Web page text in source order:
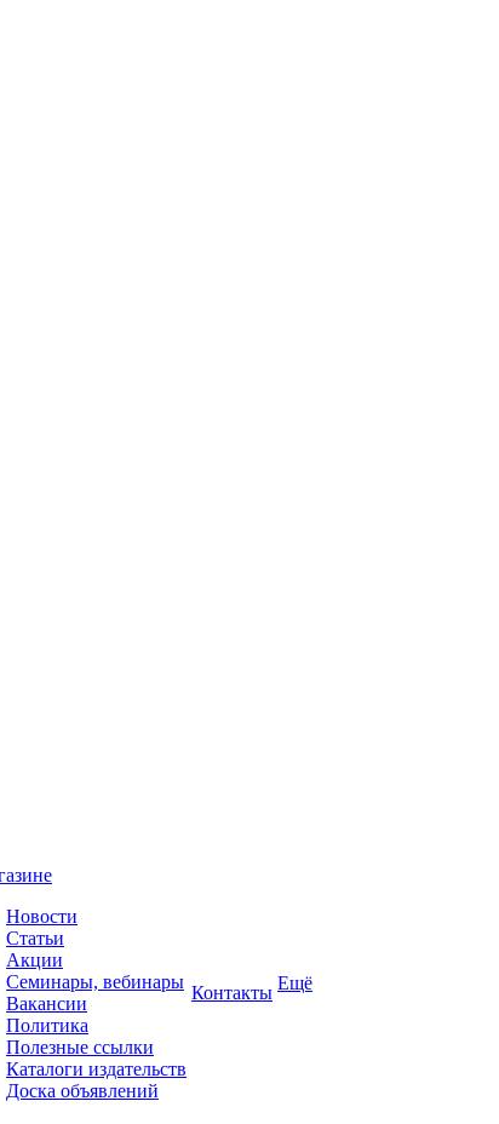
Новости
Статьи
Акции
Семинары, вебинары
Вакансии
Политика
Полезные ссылки
Каталоги издательств
Доска объявлений
Контакты Ещё